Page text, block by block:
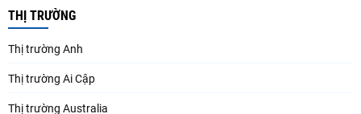
THỊ TRƯỜNG
Thị trường Anh
Thị trường Ai Cập
Thị trường Australia